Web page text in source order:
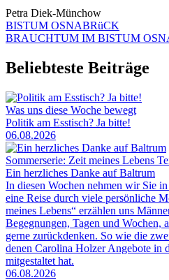
Petra Diek-Münchow
BISTUM OSNABRüCK
BRAUCHTUM IM BISTUM
Beliebteste Beiträge
Was uns diese Woche bewegt
Politik am Esstisch? Ja bitte!
06.08.2026
Sommerserie: Zeit meines Lebens
Ein herzliches Danke auf Baltrum
In diesen Wochen nehmen wir Sie
eine Reise durch viele persönliche
meines Lebens“ erzählen uns
Begegnungen, Tagen und Wochen,
gerne zurückdenken. So wie die
denen Carolina Holzer Angebote in
mitgestaltet hat.
06.08.2026